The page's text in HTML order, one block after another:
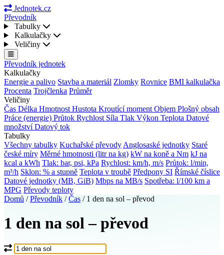
Jednotek.cz
Převodník
Tabulky
Kalkulačky
Veličiny
Převodník jednotek
Kalkulačky
Energie a palivo Stavba a materiál Zlomky Rovnice BMI kalkulačka
Procenta Trojčlenka Průměr
Veličiny
Čas Délka Hmotnost Hustota Kroutící moment Objem Plošný obsah
Práce (energie) Průtok Rychlost Síla Tlak Výkon Teplota Datové
množstvíDatový tok
Tabulky
Všechny tabulky Kuchařské převody Anglosaské jednotky Staré
české míry Měrné hmotnosti (litr na kg) kW na koně a Nm kJ na
kcal a kWh Tlak: bar, psi, kPa Rychlost: km/h, m/s Průtok: l/min,
m³/h Sklon: % a stupně Teplota v troubě Předpony SI Římské číslice
Datové jednotky (MB, GiB) Mbps na MB/s Spotřeba: l/100 km a
MPG Převody teploty
Domů / Převodník / Čas / 1 den na sol – převod
1 den na sol – převod
Co chcete převést?